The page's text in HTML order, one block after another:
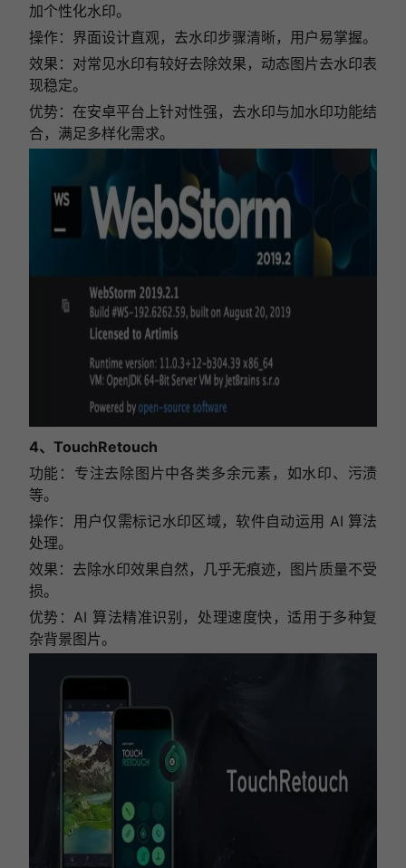
加个性化水印。
操作：界面设计直观，去水印步骤清晰，用户易掌握。
效果：对常见水印有较好去除效果，动态图片去水印表
现稳定。
优势：在安卓平台上针对性强，去水印与加水印功能结
合，满足多样化需求。
4、TouchRetouch
功能：专注去除图片中各类多余元素，如水印、污渍
等。
操作：用户仅需标记水印区域，软件自动运用 AI 算法
处理。
效果：去除水印效果自然，几乎无痕迹，图片质量不受
损。
优势：AI 算法精准识别，处理速度快，适用于多种复
杂背景图片。